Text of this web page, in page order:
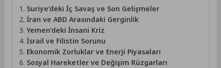
Suriye’deki İç Savaş ve Son Gelişmeler
İran ve ABD Arasındaki Gerginlik
Yemen’deki İnsani Kriz
İsrail ve Filistin Sorunu
Ekonomik Zorluklar ve Enerji Piyasaları
Sosyal Hareketler ve Değişim Rüzgarları